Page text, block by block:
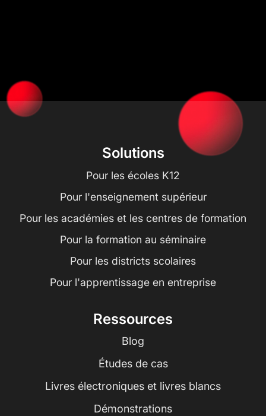
Solutions
Pour les écoles K12
Pour l'enseignement supérieur
Pour les académies et les centres de formation
Pour la formation au séminaire
Pour les districts scolaires
Pour l'apprentissage en entreprise
Ressources
Blog
Études de cas
Livres électroniques et livres blancs
Démonstrations